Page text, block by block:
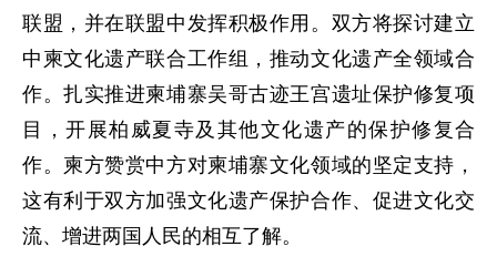
联盟，并在联盟中发挥积极作用。双方将探讨建立
中柬文化遗产联合工作组，推动文化遗产全领域合
作。扎实推进柬埔寨吴哥古迹王宫遗址保护修复项
目，开展柏威夏寺及其他文化遗产的保护修复合
作。柬方赞赏中方对柬埔寨文化领域的坚定支持，
这有利于双方加强文化遗产保护合作、促进文化交
流、增进两国人民的相互了解。